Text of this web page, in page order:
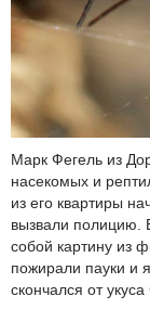
Марк Фегель из
насекомых и
из его квартиры
вызвали полицию.
собой картину из
пожирали пауки и
скончался от